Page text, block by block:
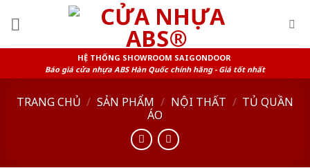
HỆ THỐNG SHOWROOM SAIGONDOOR
Báo giá cửa nhựa ABS Hàn Quốc chính hãng - Giá tốt nhất
TRANG CHỦ / SẢN PHẨM / NỘI THẤT / TỦ QUẦN
ÁO